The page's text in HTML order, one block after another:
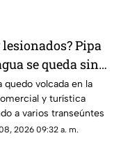
lesionados? Pipa
se queda sin
y termina en
en San José
quedo volcada en la
y turística
a varios transeúntes
2026 09:32 a. m.